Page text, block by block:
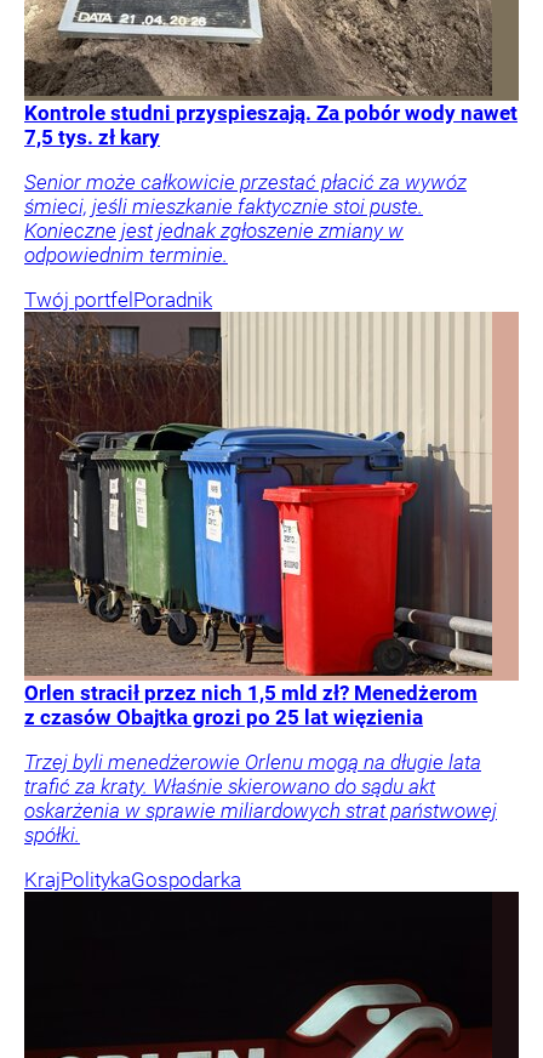
Kontrole studni przyspieszają. Za pobór wody nawet
7,5 tys. zł kary
Senior może całkowicie przestać płacić za wywóz
śmieci, jeśli mieszkanie faktycznie stoi puste.
Konieczne jest jednak zgłoszenie zmiany w
odpowiednim terminie.
Twój portfel Poradnik
Orlen stracił przez nich 1,5 mld zł? Menedżerom
z czasów Obajtka grozi po 25 lat więzienia
Trzej byli menedżerowie Orlenu mogą na długie lata
trafić za kraty. Właśnie skierowano do sądu akt
oskarżenia w sprawie miliardowych strat państwowej
spółki.
KrajPolitykaGospodarka